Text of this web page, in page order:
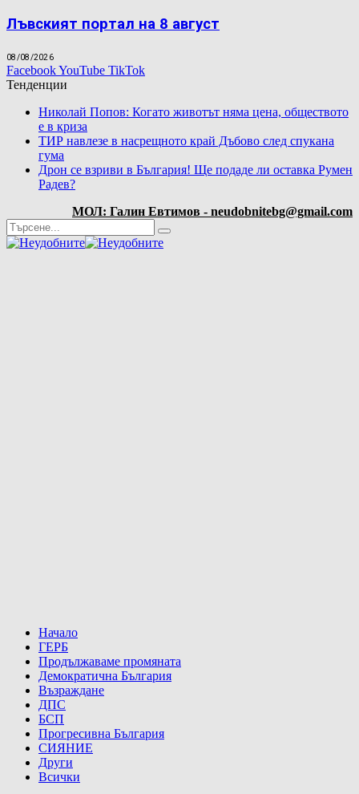
Лъвският портал на 8 август
08/08/2026
FacebookYouTube TikTok
Тенденции
Николай Попов: Когато животът няма цена, обществото
е в криза
ТИР навлезе в насрещното край Дъбово след спукана
гума
Дрон се взриви в България! Ще подаде ли оставка Румен
Радев?
МОЛ: Галин Евтимов - neudobnitebg@gmail.com
Начало
ГЕРБ
Продължаваме промяната
Демократична България
Възраждане
ДПС
БСП
Прогресивна България
СИЯНИЕ
Други
Всички